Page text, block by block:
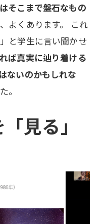
そこまで盤石なもの
よくあります。 これ
と学生に言い聞かせ
ば真実に辿り着ける
ないのかもしれな
。
見る」